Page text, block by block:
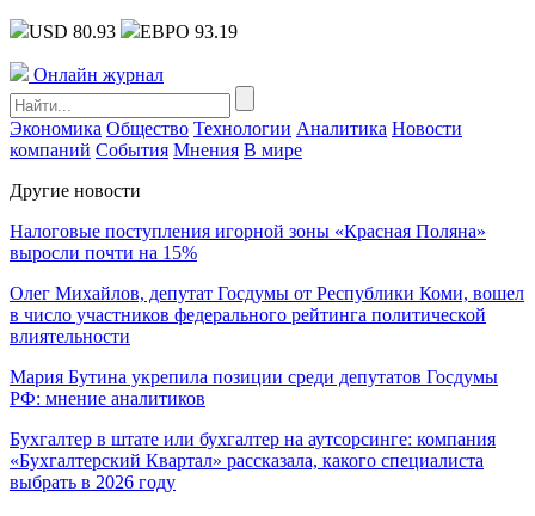
USD 80.93 ЕВРО 93.19
Онлайн журнал
Экономика Общество Технологии Аналитика Новости
компаний События Мнения В мире
Другие новости
Налоговые поступления игорной зоны «Красная Поляна»
выросли почти на 15%
Олег Михайлов, депутат Госдумы от Республики Коми, вошел
в число участников федерального рейтинга политической
влиятельности
Мария Бутина укрепила позиции среди депутатов Госдумы
РФ: мнение аналитиков
Бухгалтер в штате или бухгалтер на аутсорсинге: компания
«Бухгалтерский Квартал» рассказала, какого специалиста
выбрать в 2026 году